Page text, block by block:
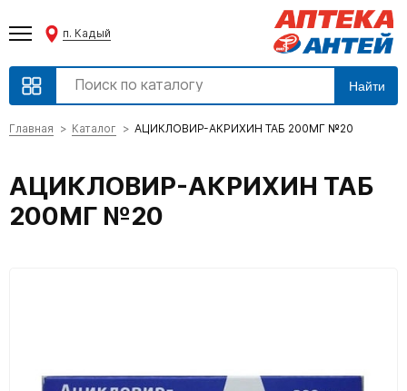
п. Кадый
Найти
Главная Каталог АЦИКЛОВИР-АКРИХИН ТАБ 200МГ №20
АЦИКЛОВИР-АКРИХИН ТАБ
200МГ №20